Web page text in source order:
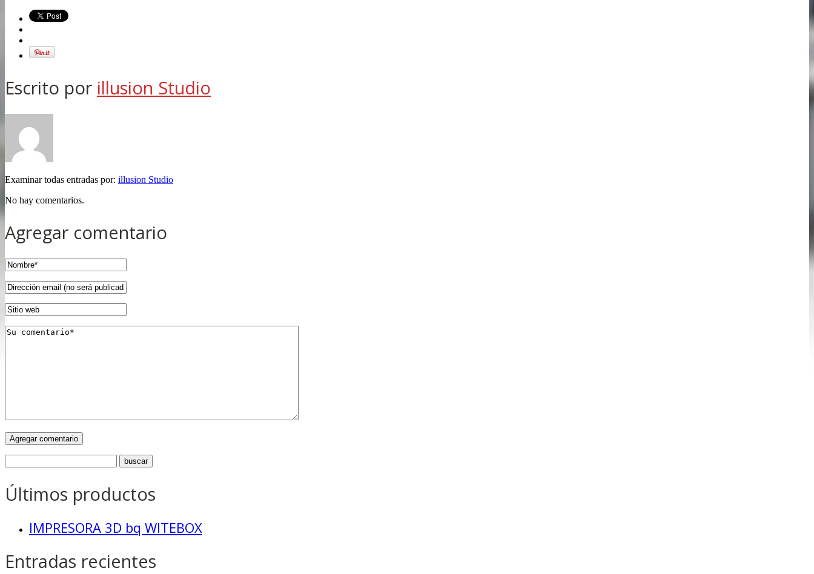
Escrito por illusion Studio
Examinar todas entradas por: illusion Studio
No hay comentarios.
Agregar comentario
Últimos productos
IMPRESORA 3D bq WITEBOX
Entradas recientes